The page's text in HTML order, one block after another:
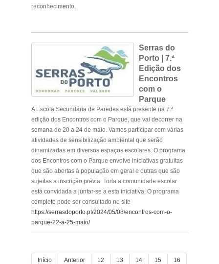
reconhecimento.
Serras do
Porto | 7.ª
Edição dos
Encontros
com o
Parque
A Escola Secundária de Paredes está presente na 7.ª
edição dos Encontros com o Parque, que vai decorrer na
semana de 20 a 24 de maio. Vamos participar com várias
atividades de sensibilização ambiental que serão
dinamizadas em diversos espaços escolares. O programa
dos Encontros com o Parque envolve iniciativas gratuitas
que são abertas à população em geral e outras que são
sujeitas a inscrição prévia. Toda a comunidade escolar
está convidada a juntar-se a esta iniciativa. O programa
completo pode ser consultado no site
https://serrasdoporto.pt/2024/05/08/encontros-com-o-
parque-22-a-25-maio/
Início Anterior 12 13 14 15 16